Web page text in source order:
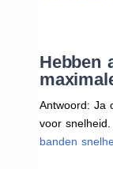
Hebben
Antwoord: Ja
voor
banden